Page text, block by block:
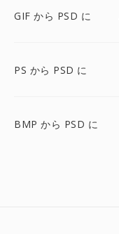
GIF から PSD に
PS から PSD に
BMP から PSD に